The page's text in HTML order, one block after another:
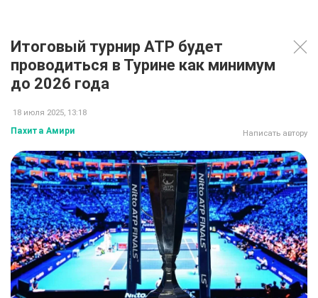
Итоговый турнир АТР будет
проводиться в Турине как минимум
до 2026 года
18 июля 2025, 13:18
Пахита Амири Написать автору